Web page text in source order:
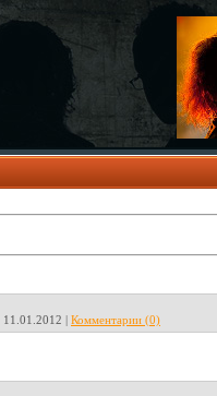
11.01.2012 | Комментарии (0)